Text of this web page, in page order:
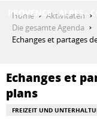
contenu
Home Aktivitäten
Die gesamte Agenda
Echanges et partages
Echanges et
plans
FREIZEIT UND